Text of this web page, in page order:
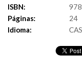
ISBN:
Páginas:
24
Idioma: